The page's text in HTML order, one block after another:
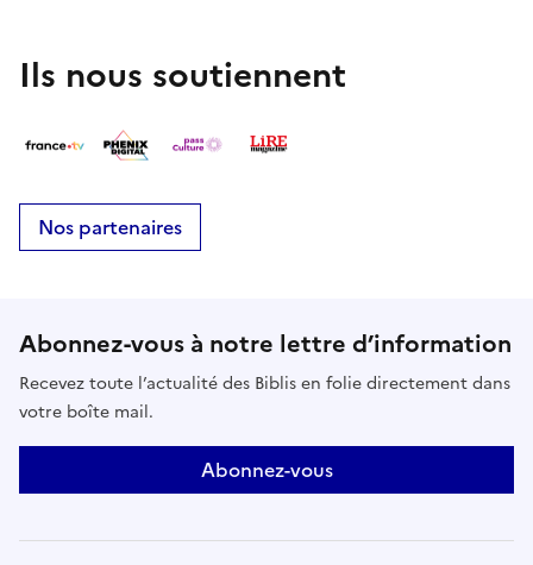
Ils nous soutiennent
Nos partenaires
Abonnez-vous à notre lettre d’information
Recevez toute l’actualité des Biblis en folie directement dans
votre boîte mail.
Abonnez-vous